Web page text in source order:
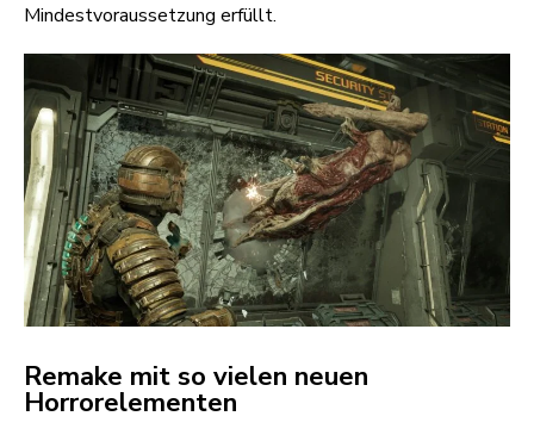
Mindestvoraussetzung erfüllt.
Remake mit so vielen neuen
Horrorelementen